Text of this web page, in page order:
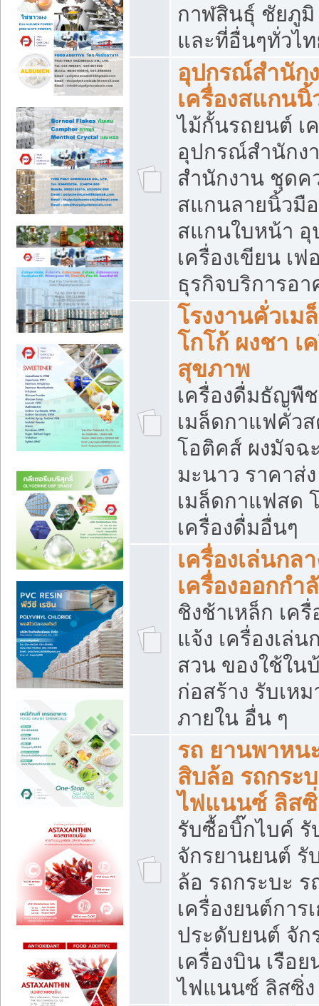
กาฬสินธุ์ ชัยภู
และที่อื่นๆทั่วไ
อุปกรณ์สำนัก
เครื่องสแกนนิ้
ไม้กั้นรถยนต์ เ
อุปกรณ์สำนักง
สำนักงาน ชุดค
สแกนลายนิ้วมื
สแกนใบหน้า
เครื่องเขียน เ
ธุรกิจบริการอ
โรงงานคั่วเม
โกโก้ ผงชา เ
สุขภาพ
เครื่องดื่มธัญพื
เมล็ดกาแฟคั่ว
โอติคส์ ผงมัจฉ
มะนาว ราคาส่
เมล็ดกาแฟสด
เครื่องดื่มอื่นๆ
เครื่องเล่นกล
เครื่องออกกำ
ชิงช้าเหล็ก เค
แจ้ง เครื่องเล่น
สวน ของใช้ใน
ก่อสร้าง รับเห
ภายใน อื่น ๆ
รถ ยานพาหน
สิบล้อ รถกระ
ไฟแนนซ์ ลิส
รับซื้อบิ๊กไบค์
จักรยานยนต์ รั
ล้อ รถกระบะ
เครื่องยนต์การ
ประดับยนต์ จัก
เครื่องบิน เรือ
ไฟแนนซ์ ลิสซิ่ง